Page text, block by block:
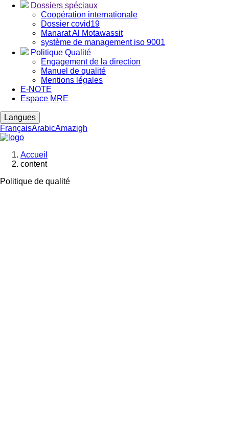
Dossiers spéciaux
Coopération internationale
Dossier covid19
Manarat Al Motawassit
système de management iso 9001
Politique Qualité
Engagement de la direction
Manuel de qualité
Mentions légales
E-NOTE
Espace MRE
Langues
FrançaisArabicAmazigh
Fil
d'Ariane
Accueil
content
Politique de qualité